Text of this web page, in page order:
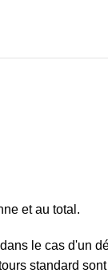
et au total.
le cas d'un
standard